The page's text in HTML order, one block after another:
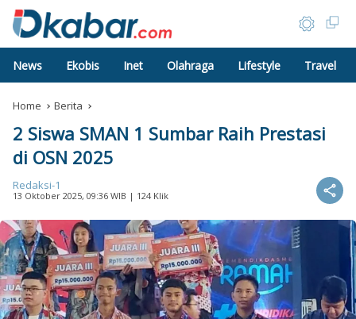
News Ekobis Inet Olahraga Lifestyle Travel
Home Berita
2 Siswa SMAN 1 Sumbar Raih Prestasi
di OSN 2025
Redaksi-1
13 Oktober 2025, 09:36 WIB | 124 Klik